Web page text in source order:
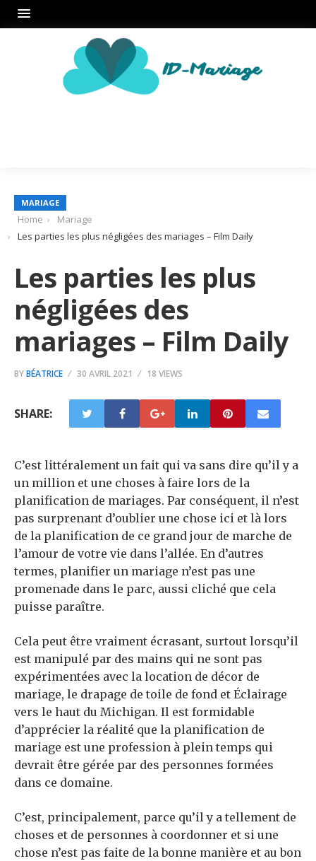
MARIAGE
Home
Mariage
Les parties les plus négligées des mariages – Film Daily
Les parties les plus
négligées des
mariages – Film Daily
BYBÉATRICE 30 AVRIL 2021 18 VIEWS
SHARE:
C’est littéralement un fait qui va sans dire qu’il y a
un million et une choses à faire lors de la
planification de mariages. Par conséquent, il n’est
pas surprenant d’oublier une chose ici et là lors
de la planification de ce grand jour de marche de
l’amour de votre vie dans l’allée. En d’autres
termes, planifier un mariage n’est pas une
promenade dans le parc, aussi cliché que cela
puisse paraître.
Cela peut être vraiment écrasant, surtout lorsqu’il
est manipulé par des mains qui ne sont pas
expérimentées avec la location de décor de
mariage, le drapage de toile de fond et Éclairage
vers le haut du Michigan. Il est formidable
d’apprécier la réalité que la planification de
mariage est une profession à plein temps qui
devrait être gérée par des personnes formées
dans ce domaine.
C’est, principalement, parce qu’il y a tellement de
choses et de personnes à coordonner et si une
chose n’est pas faite de la bonne manière et au bon